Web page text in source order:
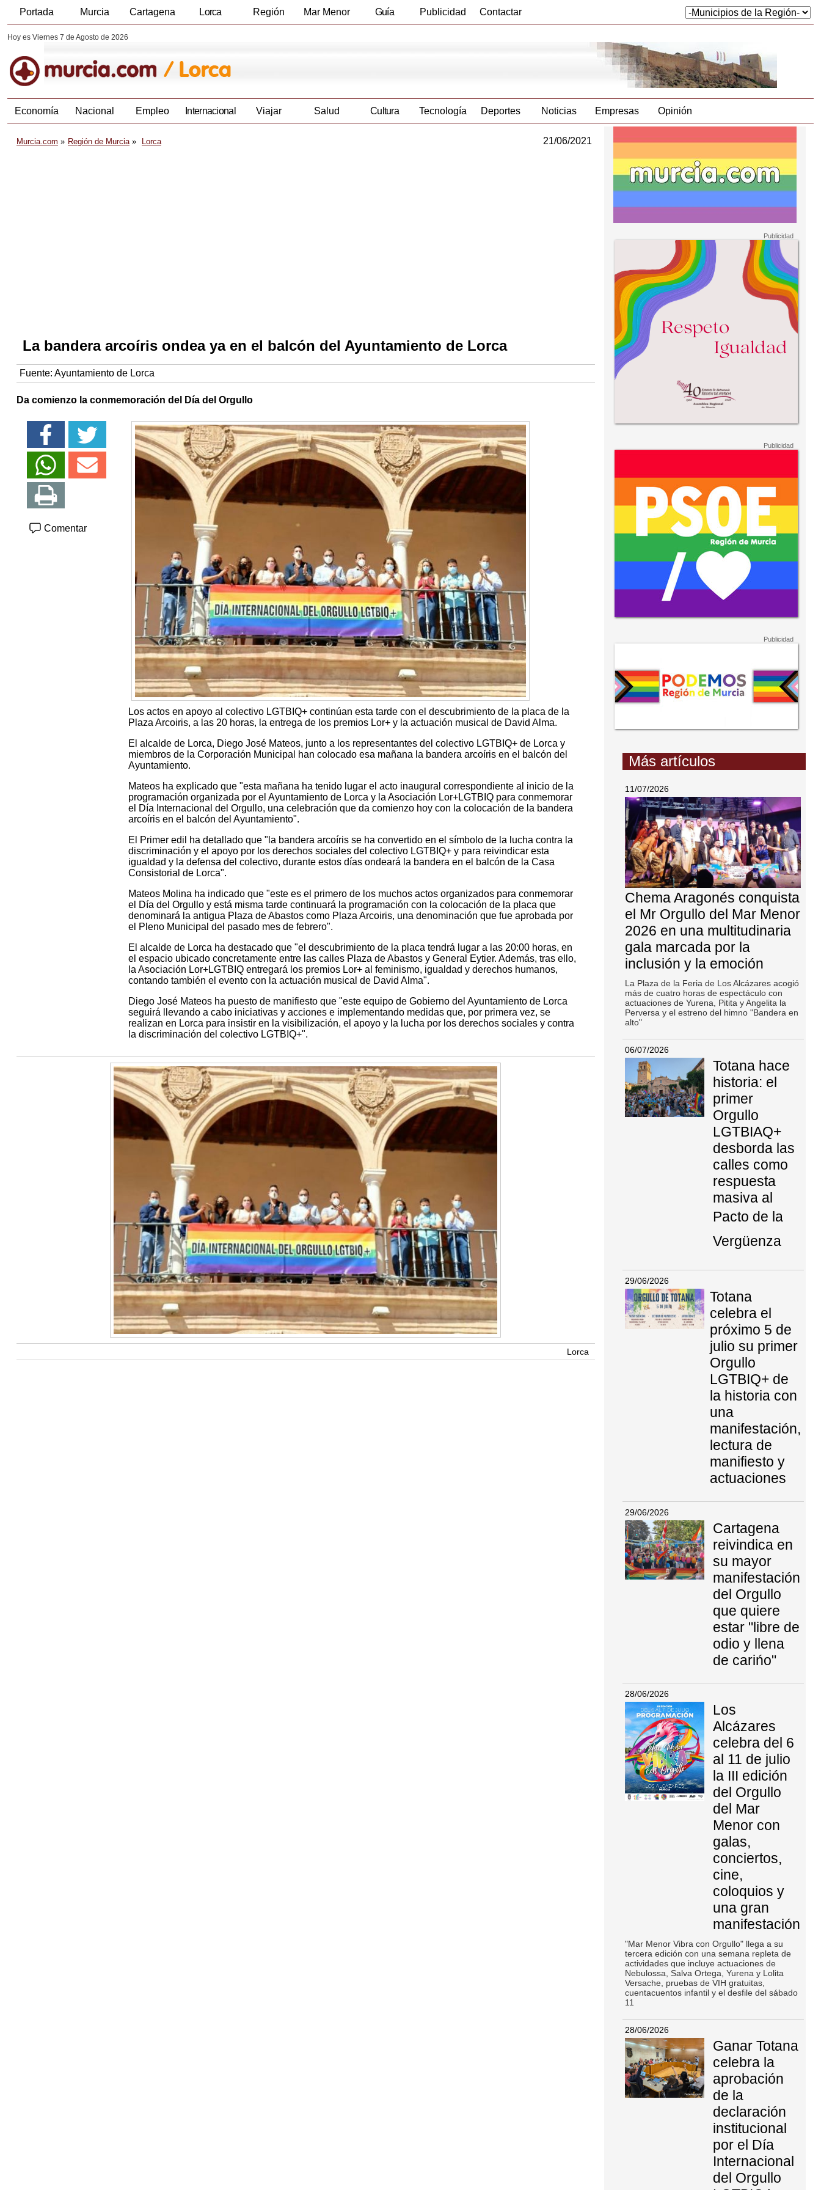
Portada Murcia Cartagena Lorca Región Mar Menor Guía Publicidad Contactar
Hoy es Viernes 7 de Agosto de 2026
Economía Nacional Empleo Internacional Viajar Salud Cultura Tecnología Deportes Noticias Empresas Opinión
Murcia.com Región de Murcia Lorca 21/06/2021
La bandera arcoíris ondea ya en el balcón del Ayuntamiento de Lorca
Fuente: Ayuntamiento de Lorca
Da comienzo la conmemoración del Día del Orgullo
Comentar
Los actos en apoyo al colectivo LGTBIQ+ continúan esta tarde con el descubrimiento de la placa de la
Plaza Arcoiris, a las 20 horas, la entrega de los premios Lor+ y la actuación musical de David Alma.
El alcalde de Lorca, Diego José Mateos, junto a los representantes del colectivo LGTBIQ+ de Lorca y
miembros de la Corporación Municipal han colocado esa mañana la bandera arcoíris en el balcón del
Ayuntamiento.
Mateos ha explicado que "esta mañana ha tenido lugar el acto inaugural correspondiente al inicio de la
programación organizada por el Ayuntamiento de Lorca y la Asociación Lor+LGTBIQ para conmemorar
el Día Internacional del Orgullo, una celebración que da comienzo hoy con la colocación de la bandera
arcoíris en el balcón del Ayuntamiento".
El Primer edil ha detallado que "la bandera arcoíris se ha convertido en el símbolo de la lucha contra la
discriminación y el apoyo por los derechos sociales del colectivo LGTBIQ+ y para reivindicar esta
igualdad y la defensa del colectivo, durante estos días ondeará la bandera en el balcón de la Casa
Consistorial de Lorca".
Mateos Molina ha indicado que "este es el primero de los muchos actos organizados para conmemorar
el Día del Orgullo y está misma tarde continuará la programación con la colocación de la placa que
denominará la antigua Plaza de Abastos como Plaza Arcoiris, una denominación que fue aprobada por
el Pleno Municipal del pasado mes de febrero".
El alcalde de Lorca ha destacado que "el descubrimiento de la placa tendrá lugar a las 20:00 horas, en
el espacio ubicado concretamente entre las calles Plaza de Abastos y General Eytier. Además, tras ello,
la Asociación Lor+LGTBIQ entregará los premios Lor+ al feminismo, igualdad y derechos humanos,
contando también el evento con la actuación musical de David Alma".
Diego José Mateos ha puesto de manifiesto que "este equipo de Gobierno del Ayuntamiento de Lorca
seguirá llevando a cabo iniciativas y acciones e implementando medidas que, por primera vez, se
realizan en Lorca para insistir en la visibilización, el apoyo y la lucha por los derechos sociales y contra
la discriminación del colectivo LGTBIQ+".
Lorca
Más artículos
11/07/2026
Chema Aragonés conquista
el Mr Orgullo del Mar Menor
2026 en una multitudinaria
gala marcada por la
inclusión y la emoción
La Plaza de la Feria de Los Alcázares acogió
más de cuatro horas de espectáculo con
actuaciones de Yurena, Pitita y Angelita la
Perversa y el estreno del himno "Bandera en
alto"
06/07/2026
Totana hace
historia: el
primer
Orgullo
LGTBIAQ+
desborda las
calles como
respuesta
masiva al
Pacto de la
Vergüenza
29/06/2026
Totana
celebra el
próximo 5 de
julio su primer
Orgullo
LGTBIQ+ de
la historia con
una
manifestación,
lectura de
manifiesto y
actuaciones
29/06/2026
Cartagena
reivindica en
su mayor
manifestación
del Orgullo
que quiere
estar "libre de
odio y llena
de carińo"
28/06/2026
Los
Alcázares
celebra del 6
al 11 de julio
la III edición
del Orgullo
del Mar
Menor con
galas,
conciertos,
cine,
coloquios y
una gran
manifestación
"Mar Menor Vibra con Orgullo" llega a su
tercera edición con una semana repleta de
actividades que incluye actuaciones de
Nebulossa, Salva Ortega, Yurena y Lolita
Versache, pruebas de VIH gratuitas,
cuentacuentos infantil y el desfile del sábado
11
28/06/2026
Ganar Totana
celebra la
aprobación
de la
declaración
institucional
por el Día
Internacional
del Orgullo